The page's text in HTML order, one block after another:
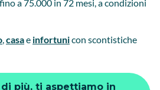
a 75.000 in 72 mesi, a condizioni
casae infortunicon scontistiche
di più, ti aspettiamo in